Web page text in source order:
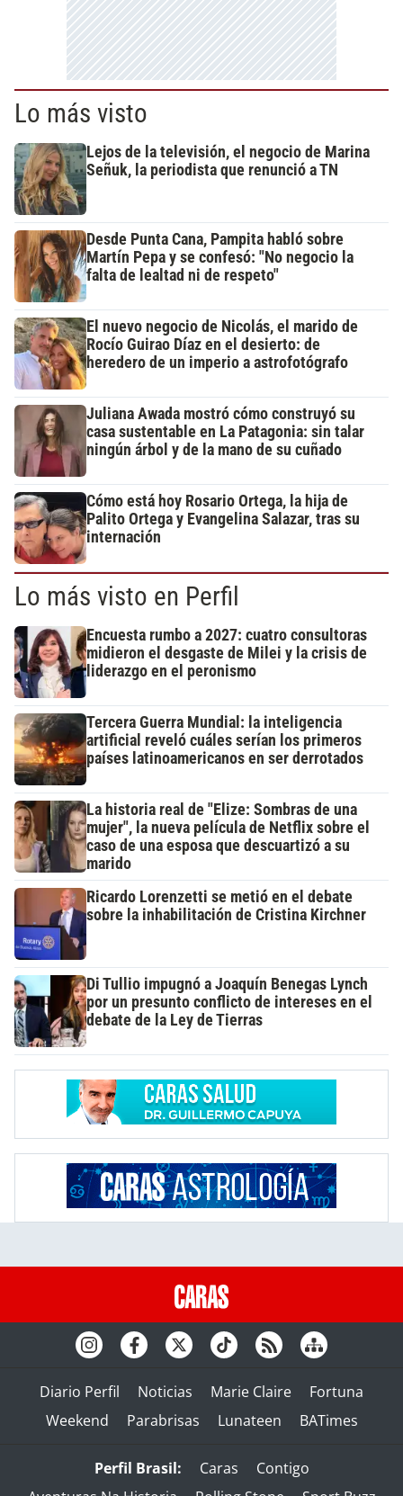
Lo más visto
Lejos de la televisión, el negocio de Marina
Señuk, la periodista que renunció a TN
Desde Punta Cana, Pampita habló sobre
Martín Pepa y se confesó: "No negocio la
falta de lealtad ni de respeto"
El nuevo negocio de Nicolás, el marido de
Rocío Guirao Díaz en el desierto: de
heredero de un imperio a astrofotógrafo
Juliana Awada mostró cómo construyó su
casa sustentable en La Patagonia: sin talar
ningún árbol y de la mano de su cuñado
Cómo está hoy Rosario Ortega, la hija de
Palito Ortega y Evangelina Salazar, tras su
internación
Lo más visto en Perfil
Encuesta rumbo a 2027: cuatro consultoras
midieron el desgaste de Milei y la crisis de
liderazgo en el peronismo
Tercera Guerra Mundial: la inteligencia
artificial reveló cuáles serían los primeros
países latinoamericanos en ser derrotados
La historia real de "Elize: Sombras de una
mujer", la nueva película de Netflix sobre el
caso de una esposa que descuartizó a su
marido
Ricardo Lorenzetti se metió en el debate
sobre la inhabilitación de Cristina Kirchner
Di Tullio impugnó a Joaquín Benegas Lynch
por un presunto conflicto de intereses en el
debate de la Ley de Tierras
Diario Perfil Noticias Marie Claire
Fortuna
Weekend
Parabrisas Lunateen BATimes
Perfil Brasil: Caras
Contigo